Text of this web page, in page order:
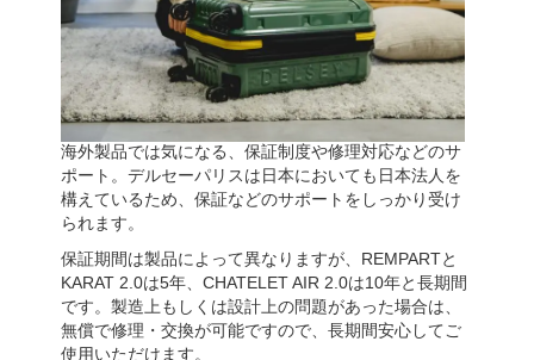
海外製品では気になる、保証制度や修理対応などのサ
ポート。デルセーパリスは日本においても日本法人を
構えているため、保証などのサポートをしっかり受け
られます。
保証期間は製品によって異なりますが、REMPARTと
KARAT 2.0は5年、CHATELET AIR 2.0は10年と長期間
です。製造上もしくは設計上の問題があった場合は、
無償で修理・交換が可能ですので、長期間安心してご
使用いただけます。